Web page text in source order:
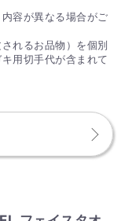
容が異なる場合がご
れるお品物）を個別
用切手代が含まれて